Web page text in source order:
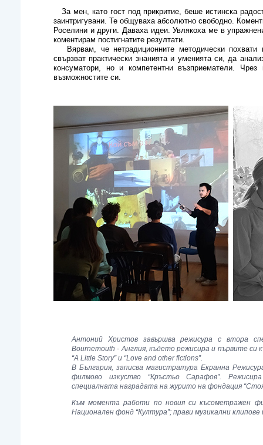
За мен, като гост под прикритие, беше истинска
заинтригувани. Те общуваха абсолютно свободно.
Роселини и други. Даваха идеи. Увлякоха ме в
коментирам постигнатите резултати.
Вярвам, че нетрадиционните методически похвати
свързват практически знанията и уменията си, да
консуматори, но и компетентни възприематели.
възможностите си.
Антоний Христов завършва режисура с втора
Bournemouth - Англия, където режисира и първите си
“A Little Story” и “Love and other fictions”.
В България, записва магистратура Екранна
филмово изкуство “Кръстьо Сарафов”.
специалната наградата на журито на фондация
Към момента работи по новия си късометражен
Национален фонд “Култура”; прави музикални клипове